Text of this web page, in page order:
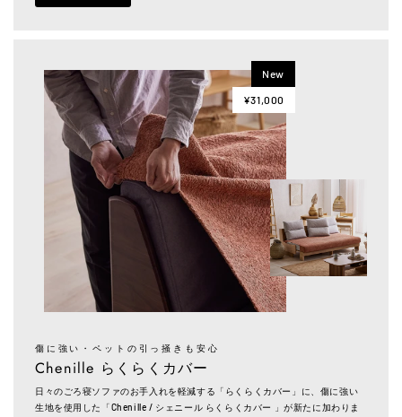
傷に強い・ペットの引っ掻きも安心
Chenille らくらくカバー
日々のごろ寝ソファのお手入れを軽減する「らくらくカバー」に、傷に強い
生地を使用した「Chenille / シェニール らくらくカバー 」が新たに加わりま
New
¥31,000